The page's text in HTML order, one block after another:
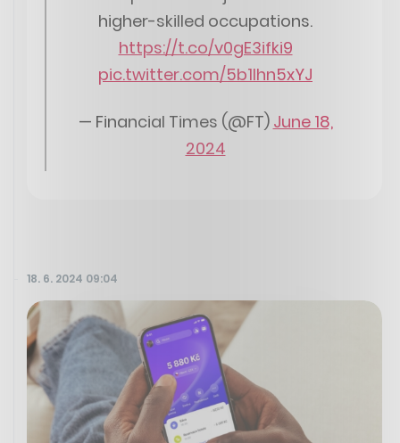
higher-skilled occupations.
https://t.co/v0gE3ifki9
pic.twitter.com/5b1lhn5xYJ
— Financial Times (@FT) June 18,
2024
18. 6. 2024 09:04